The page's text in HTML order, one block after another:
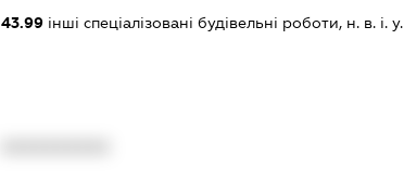
43.99 інші спеціалізовані будівельні роботи, н. в. і. у.